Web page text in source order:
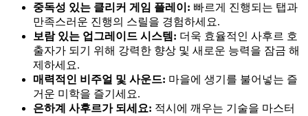
중독성 있는 클리커 게임 플레이: 빠르게 진행되는 탭과
만족스러운 진행의 스릴을 경험하세요.
보람 있는 업그레이드 시스템: 더욱 효율적인 사후르 호
출자가 되기 위해 강력한 향상 및 새로운 능력을 잠금 해
제하세요.
매력적인 비주얼 및 사운드: 마을에 생기를 불어넣는 즐
거운 미학을 즐기세요.
은하계 사후르가 되세요: 적시에 깨우는 기술을 마스터